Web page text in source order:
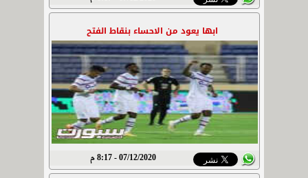
ابها يعود من الاحساء بنقاط الفتح
07/12/2020 - 8:17 م